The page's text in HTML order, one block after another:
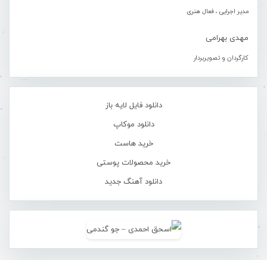
مدیر اجرایی ، فعال هنری
مهدی بهرامی
کارگردان و تصویربردار
دانلود فایل لایه باز
دانلود موکاپ
خرید هاست
خرید محصولات پوستی
دانلود آهنگ جدید